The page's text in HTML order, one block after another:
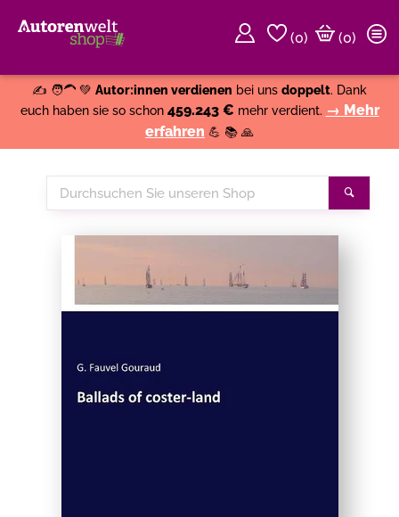
(0)
(0)
✍️ 🧑‍🦱 💚 Autor:innen verdienen bei uns doppelt. Dank
euch haben sie so schon 459.243 € mehr verdient. → Mehr
erfahren 💪 📚 🙏
Durchsuchen
Sie